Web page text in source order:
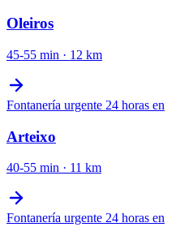
Oleiros
45-55 min · 12 km
Fontanería urgente 24 horas en
Arteixo
40-55 min · 11 km
Fontanería urgente 24 horas en